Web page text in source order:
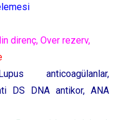
direnç, Over rezerv,
anticoagülanlar,
DS DNA antikor, ANA